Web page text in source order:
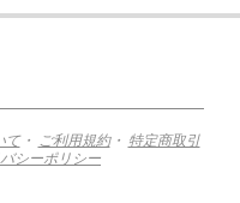
て・ ご利用規約・ 特定商取引
シーポリシー